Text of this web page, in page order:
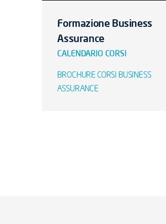
Formazione Business
Assurance
CALENDARIO CORSI
BROCHURE CORSI BUSINESS
ASSURANCE